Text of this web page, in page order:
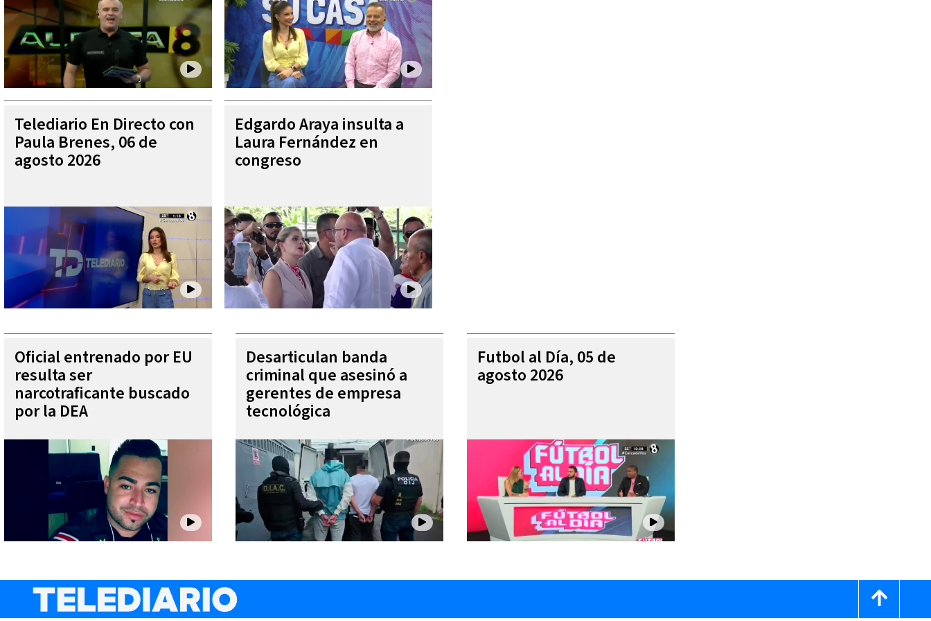
Telediario En Directo con
Paula Brenes, 06 de
agosto 2026
Edgardo Araya insulta a
Laura Fernández en
congreso
Oficial entrenado por EU
resulta ser
narcotraficante buscado
por la DEA
Desarticulan banda
criminal que asesinó a
gerentes de empresa
tecnológica
Futbol al Día, 05 de
agosto 2026